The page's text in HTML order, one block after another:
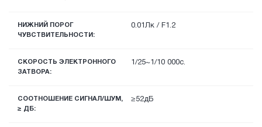
НИЖНИЙ ПОРОГ
ЧУВСТВИТЕЛЬНОСТИ:
0.01Лк / F1.2
СКОРОСТЬ ЭЛЕКТРОННОГО
ЗАТВОРА:
1/25~1/10 000с.
СООТНОШЕНИЕ СИГНАЛ/ШУМ,
≥ ДБ:
≥52дБ